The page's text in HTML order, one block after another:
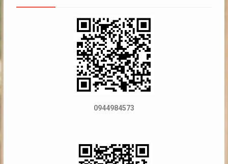
0944984573